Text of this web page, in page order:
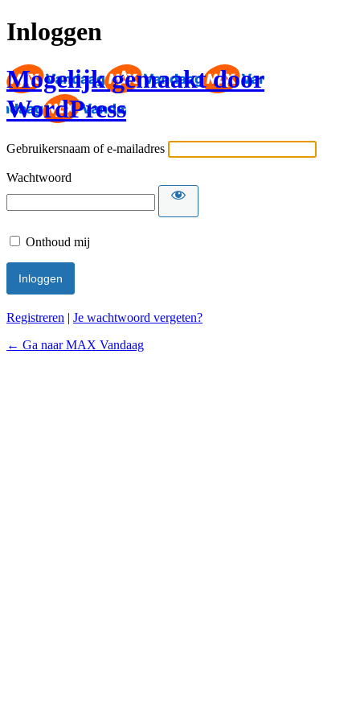
Inloggen
Mogelijk gemaakt door
WordPress
Gebruikersnaam of e-mailadres
Wachtwoord
Onthoud mij
Registreren | Je wachtwoord vergeten?
← Ga naar MAX Vandaag